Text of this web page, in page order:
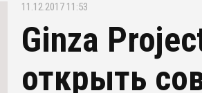
11.12.2017 11:53
Ginza
открыть